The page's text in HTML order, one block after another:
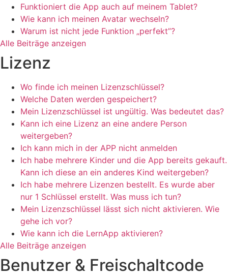
Funktioniert die App auch auf meinem Tablet?
Wie kann ich meinen Avatar wechseln?
Warum ist nicht jede Funktion „perfekt”?
Alle Beiträge anzeigen
Lizenz
Wo finde ich meinen Lizenzschlüssel?
Welche Daten werden gespeichert?
Mein Lizenzschlüssel ist ungültig. Was bedeutet das?
Kann ich eine Lizenz an eine andere Person
weitergeben?
Ich kann mich in der APP nicht anmelden
Ich habe mehrere Kinder und die App bereits gekauft.
Kann ich diese an ein anderes Kind weitergeben?
Ich habe mehrere Lizenzen bestellt. Es wurde aber
nur 1 Schlüssel erstellt. Was muss ich tun?
Mein Lizenzschlüssel lässt sich nicht aktivieren. Wie
gehe ich vor?
Wie kann ich die LernApp aktivieren?
Alle Beiträge anzeigen
Benutzer & Freischaltcode